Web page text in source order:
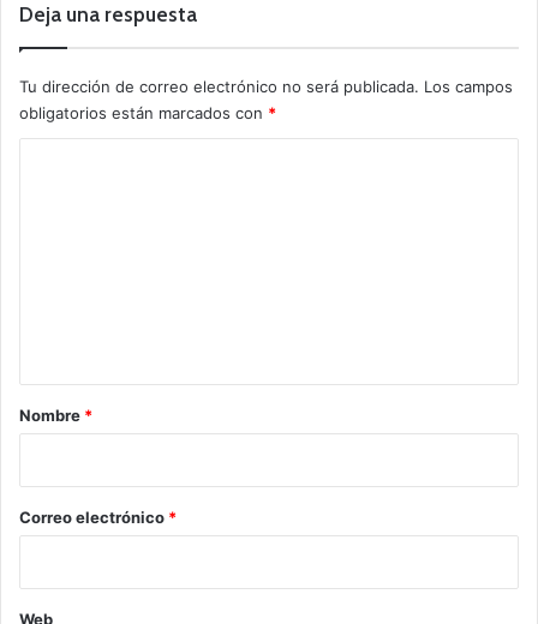
Deja una respuesta
Tu dirección de correo electrónico no será publicada. Los campos
obligatorios están marcados con *
r
*
Nombre *
Correo electrónico *
Web